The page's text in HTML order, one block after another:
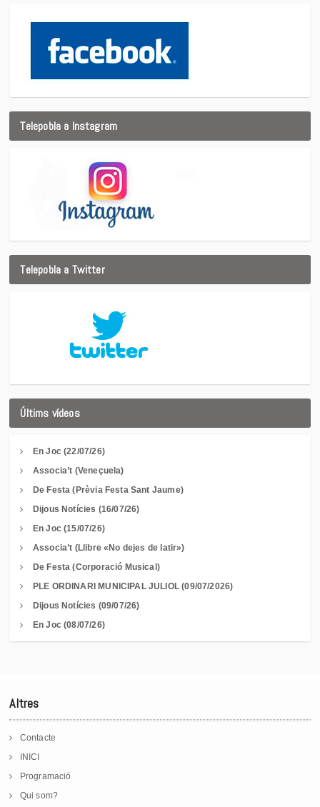
Telepobla a Instagram
Telepobla a Twitter
Últims vídeos
En Joc (22/07/26)
Associa’t (Veneçuela)
De Festa (Prèvia Festa Sant Jaume)
Dijous Notícies (16/07/26)
En Joc (15/07/26)
Associa’t (Llibre «No dejes de latir»)
De Festa (Corporació Musical)
PLE ORDINARI MUNICIPAL JULIOL (09/07/2026)
Dijous Notícies (09/07/26)
En Joc (08/07/26)
Altres
Contacte
INICI
Programació
Qui som?